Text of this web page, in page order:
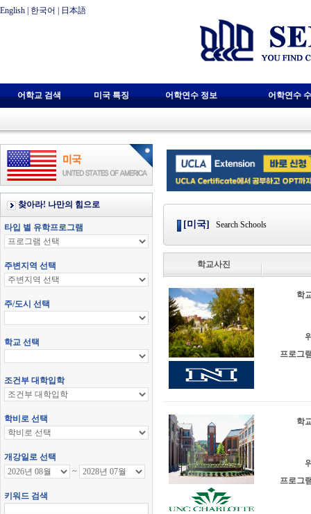
English 한국어 日本語
어학교 검색 미국 특징 어학연수 정보 어학연수
[미국] Search Schools
학교사진
학
프로그
학
프로그